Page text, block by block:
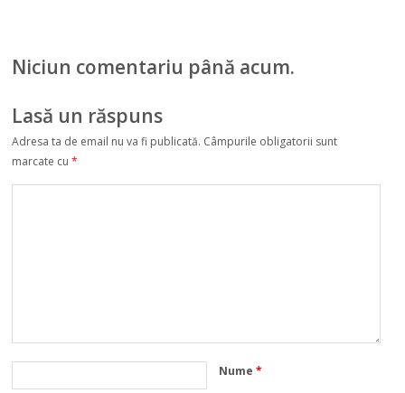
Niciun comentariu până acum.
Lasă un răspuns
Adresa ta de email nu va fi publicată. Câmpurile obligatorii sunt
marcate cu*
Nume*